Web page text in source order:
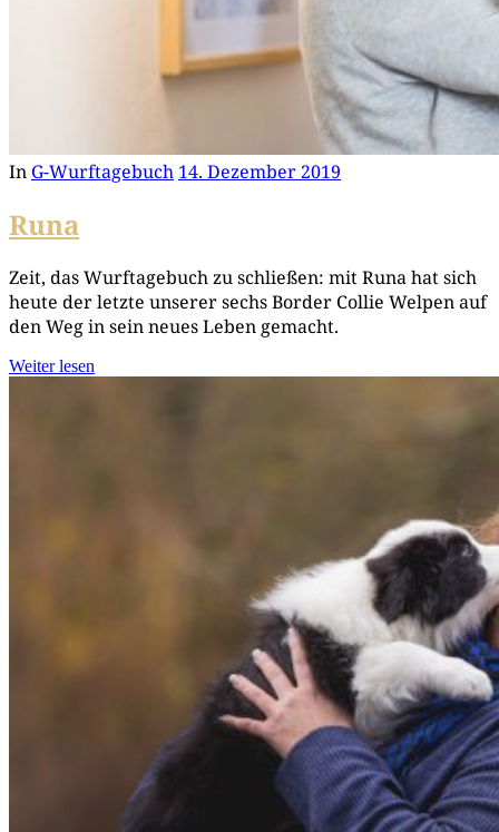
In G-Wurftagebuch 14. Dezember 2019
Runa
Zeit, das Wurf­ta­ge­buch zu schlie­ßen: mit Runa hat sich
heu­te der letz­te unse­rer sechs Bor­der Col­lie Wel­pen auf
den Weg in sein neu­es Leben gemacht.
Weiter lesen